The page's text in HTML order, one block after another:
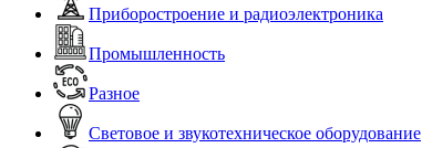
Приборостроение и радиоэлектроника
Промышленность
Разное
Световое и звукотехническое оборудование